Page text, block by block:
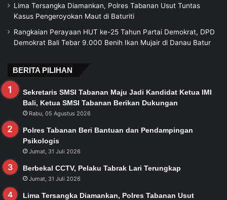
Lima Tersangka Diamankan, Polres Tabanan Usut Tuntas
Kasus Pengeroyokan Maut di Baturiti
Rangkaian Perayaan HUT ke-25 Tahun Partai Demokrat, DPD
Demokrat Bali Tebar 9.000 Benih Ikan Mujair di Danau Batur
BERITA PILIHAN
Sekretaris SMSI Tabanan Maju Jadi Kandidat Ketua IMI
Bali, Ketua SMSI Tabanan Berikan Dukungan
Rabu, 05 Agustus 2026
Polres Tabanan Beri Bantuan dan Pendampingan
Psikologis
Jumat, 31 Juli 2026
Berbekal CCTV, Pelaku Tabrak Lari Terungkap
Jumat, 31 Juli 2026
Lima Tersangka Diamankan, Polres Tabanan Usut